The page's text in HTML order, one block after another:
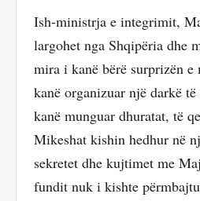
Ish-ministrja e integrimit,
largohet nga Shqipëria dhe
mira i kanë bërë surprizën
kanë organizuar një darkë
kanë munguar dhuratat, të
Mikeshat kishin hedhur në
sekretet dhe kujtimet me
fundit nuk i kishte